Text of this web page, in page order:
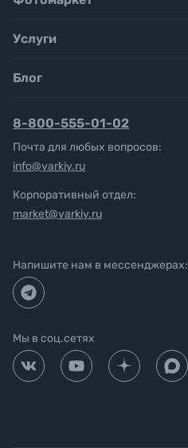
Услуги
Блог
8-800-555-01-02
Почта для любых вопросов:
info@yarkiy.ru
Корпоративный отдел:
market@yarkiy.ru
Напишите нам в мессенджерах:
Мы в соц.сетях